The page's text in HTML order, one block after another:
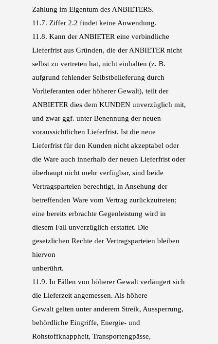
Zahlung im Eigentum des ANBIETERS.
11.7. Ziffer 2.2 findet keine Anwendung.
11.8. Kann der ANBIETER eine verbindliche
Lieferfrist aus Gründen, die der ANBIETER nicht
selbst zu vertreten hat, nicht einhalten (z. B.
aufgrund fehlender Selbstbelieferung durch
Vorlieferanten oder höherer Gewalt), teilt der
ANBIETER dies dem KUNDEN unverzüglich mit,
und zwar ggf. unter Benennung der neuen
voraussichtlichen Lieferfrist. Ist die neue
Lieferfrist für den Kunden nicht akzeptabel oder
die Ware auch innerhalb der neuen Lieferfrist oder
überhaupt nicht mehr verfügbar, sind beide
Vertragsparteien berechtigt, in Ansehung der
betreffenden Ware vom Vertrag zurückzutreten;
eine bereits erbrachte Gegenleistung wird in
diesem Fall unverzüglich erstattet. Die
gesetzlichen Rechte der Vertragsparteien bleiben
hiervon
unberührt.
11.9. In Fällen von höherer Gewalt verlängert sich
die Lieferzeit angemessen. Als höhere
Gewalt gelten unter anderem Streik, Aussperrung,
behördliche Eingriffe, Energie- und
Rohstoffknappheit, Transportengpässe,